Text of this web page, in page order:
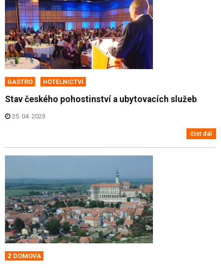
GASTRO HOTELNICTVÍ
Stav českého pohostinství a ubytovacích služeb
25. 04. 2023
číst dál
Z DOMOVA